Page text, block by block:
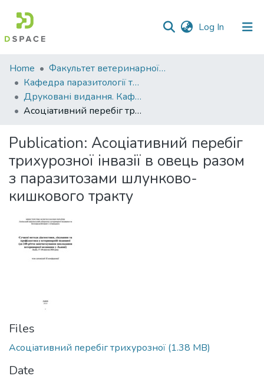
Log In (current)
Communities
&
Collections
All of DSpace
Statistics
Home
Факультет ветеринарної медицини
Кафедра паразитології та ветеринарно-санітарної експертизи
Друковані видання. Кафедра паразитології та ветеринарно-санітарної експертизи
Асоціативний перебіг трихурозної інвазії в овець разом з паразитозами шлунково-кишкового тракту
Publication: Асоціативний перебіг
трихурозної інвазії в овець разом
з паразитозами шлунково-
кишкового тракту
Files
Асоціативний перебіг трихурозної (1.38 MB)
Date